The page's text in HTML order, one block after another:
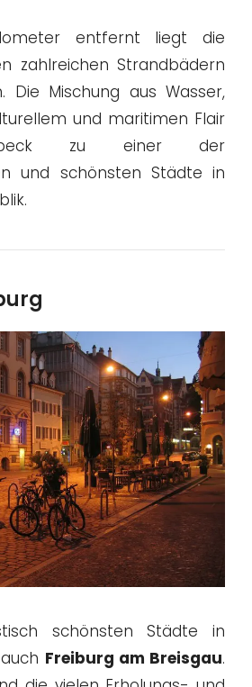
entfernt liegt die
zahlreichen Strandbädern
Die Mischung aus Wasser,
und maritimen Flair
zu einer der
und schönsten Städte in
schönsten Städte in
Freiburg am Breisgau.